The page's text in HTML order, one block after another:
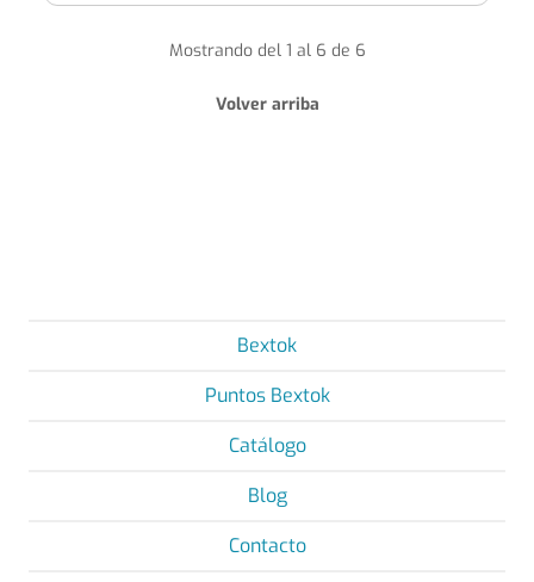
Mostrando del 1 al 6 de 6
Volver arriba
Bextok
Puntos Bextok
Catálogo
Blog
Contacto